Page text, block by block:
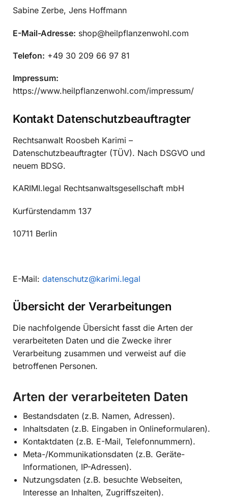
Sabine Zerbe, Jens Hoffmann
E-Mail-Adresse: shop@heilpflanzenwohl.com
Telefon: +49 30 209 66 97 81
Impressum:
https://www.heilpflanzenwohl.com/impressum/
Kontakt Datenschutzbeauftragter
Rechtsanwalt Roosbeh Karimi –
Datenschutzbeauftragter (TÜV). Nach DSGVO und
neuem BDSG.
KARIMI.legal Rechtsanwaltsgesellschaft mbH
Kurfürstendamm 137
10711 Berlin
E-Mail: datenschutz@karimi.legal
Übersicht der Verarbeitungen
Die nachfolgende Übersicht fasst die Arten der
verarbeiteten Daten und die Zwecke ihrer
Verarbeitung zusammen und verweist auf die
betroffenen Personen.
Arten der verarbeiteten Daten
Bestandsdaten (z.B. Namen, Adressen).
Inhaltsdaten (z.B. Eingaben in Onlineformularen).
Kontaktdaten (z.B. E-Mail, Telefonnummern).
Meta-/Kommunikationsdaten (z.B. Geräte-
Informationen, IP-Adressen).
Nutzungsdaten (z.B. besuchte Webseiten,
Interesse an Inhalten, Zugriffszeiten).